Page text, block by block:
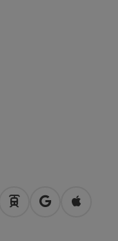
Anreise mit
in Google
in